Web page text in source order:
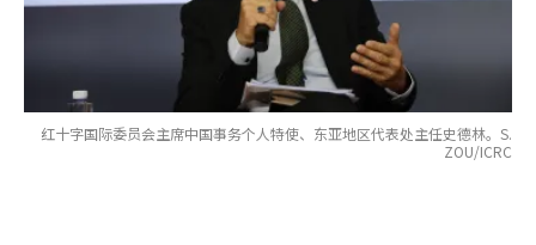
红十字国际委员会主席中国事务个人特使、东亚地区代表处主任史德林。S.
ZOU/ICRC